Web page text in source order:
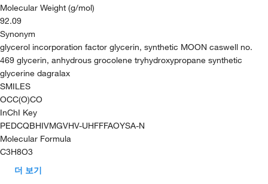
Molecular Weight (g/mol)
92.09
Synonym
glycerol incorporation factor glycerin, synthetic MOON caswell no.
469 glycerin, anhydrous grocolene tryhydroxypropane synthetic
glycerine dagralax
SMILES
OCC(O)CO
InChI Key
PEDCQBHIVMGVHV-UHFFFAOYSA-N
Molecular Formula
C3H8O3
더 보기